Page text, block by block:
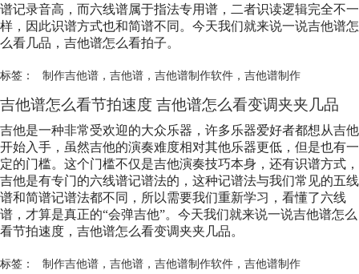
谱记录音高，而六线谱属于指法专用谱，二者识读逻辑完全不一
样，因此识谱方式也和简谱不同。今天我们就来说一说吉他谱怎
么看几品，吉他谱怎么看拍子。
标签： 制作吉他谱， 吉他谱， 吉他谱制作软件， 吉他谱制作
吉他谱怎么看节拍速度 吉他谱怎么看变调夹夹几品
吉他是一种非常受欢迎的大众乐器，许多乐器爱好者都想从吉他
开始入手，虽然吉他的演奏难度相对其他乐器更低，但是也有一
定的门槛。这个门槛不仅是吉他演奏技巧本身，还有识谱方式，
吉他是有专门的六线谱记谱法的，这种记谱法与我们常见的五线
谱和简谱记谱法都不同，所以需要我们重新学习，看懂了六线
谱，才算是真正的“会弹吉他”。今天我们就来说一说吉他谱怎么
看节拍速度，吉他谱怎么看变调夹夹几品。
标签： 制作吉他谱， 吉他谱， 吉他谱制作软件， 吉他谱制作